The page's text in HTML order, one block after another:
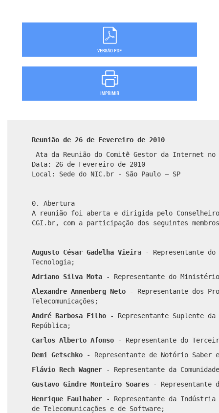
Reunião de 26 de Fevereiro de 2010
Ata da Reunião do Comitê Gestor da Internet
Data: 26 de Fevereiro de 2010
Local: Sede do NIC.br - São Paulo – SP
0. Abertura
A reunião foi aberta e dirigida pelo Conselheiro
CGI.br, com a participação dos seguintes
Augusto César Gadelha Vieira - Representante
Tecnologia;
Adriano Silva Mota
- Representante do
Alexandre Annenberg Neto
- Representante dos
Telecomunicações;
André Barbosa Filho
- Representante Suplente
República;
Carlos Alberto Afonso
- Representante do
Demi Getschko
- Representante de Notório Saber
Flávio Rech Wagner
- Representante da
Gustavo Gindre Monteiro Soares
- Representante
Henrique Faulhaber
- Representante da Indústria
de Telecomunicações e de Software;